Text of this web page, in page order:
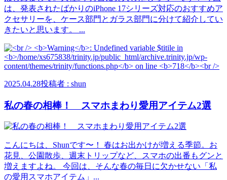
は、発表されたばかりのiPhone 17シリーズ対応のおすすめア
クセサリーを、ケース部門とガラス部門に分けて紹介してい
きたいと思います。 ...
2025.04.28投稿者 : shun
私の春の相棒！ スマホまわり愛用アイテム2選
こんにちは、Shunです〜！ 春はお出かけが増える季節。お
花見、公園散歩、週末トリップなど、スマホの出番もグンと
増えますよね。 今回は、そんな春の毎日に欠かせない「私
の愛用スマホアイテム」...